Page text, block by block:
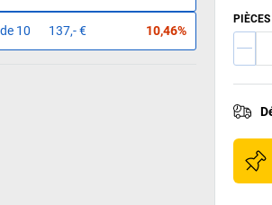
10 137,- € 10,46%
PIÈCES